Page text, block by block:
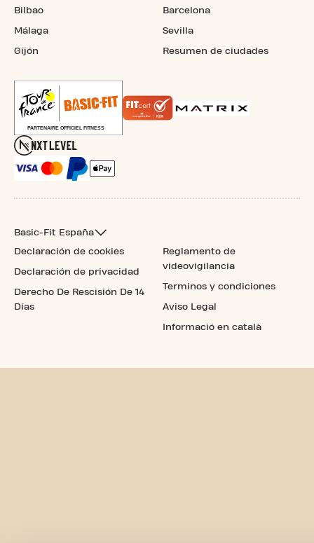
Bilbao
Málaga
Gijón
Barcelona
Sevilla
Resumen de ciudades
Basic-Fit España
Declaración de cookies
Declaración de privacidad
Derecho De Rescisión De 14
Días
Reglamento de
videovigilancia
Terminos y condiciones
Aviso Legal
Informació en català